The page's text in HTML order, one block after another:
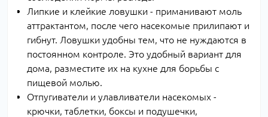
Липкие и клейкие ловушки - приманивают моль
аттрактантом, после чего насекомые прилипают и
гибнут. Ловушки удобны тем, что не нуждаются в
постоянном контроле. Это удобный вариант для
дома, разместите их на кухне для борьбы с
пищевой молью.
Отпугиватели и улавливатели насекомых -
крючки, таблетки, боксы и подушечки,